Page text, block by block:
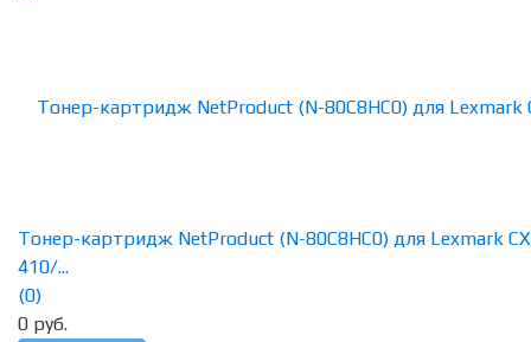
Тонер-картридж NetProduct (N-80C8HC0) для Lexmark
410/...
(0)
0 руб.